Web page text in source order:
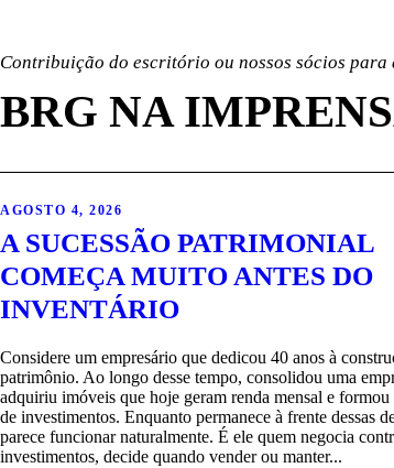
Contribuição do escritório ou nossos sócios para
BRG NA
AGOSTO 4, 2026
A SUCESSÃO PATRIMONIAL
COMEÇA MUITO ANTES DO
INVENTÁRIO
Considere um empresário que dedicou 40 anos à
patrimônio. Ao longo desse tempo, consolidou uma
adquiriu imóveis que hoje geram renda mensal e formou
de investimentos. Enquanto permanece à frente dessas
parece funcionar naturalmente. É ele quem negocia
investimentos, decide quando vender ou manter...